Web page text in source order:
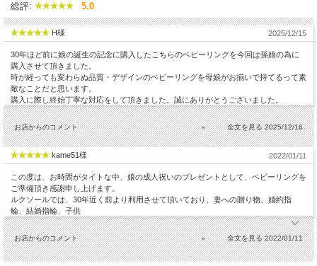
総評: 5.0
H様 2025/12/15
30年ほど前に娘の誕生の記念に購入したこちらのベビーリングを今回は孫娘の為に
購入させて頂きました。
時が経っても変わらぬ品質・デザインのベビーリングを母娘がお揃いで持てるって素
敵なことだと思います。
購入に際し終始丁寧な対応をして頂きました。誠にありがとうございました。
お店からのコメント 2025/12/16
kame51様 2022/01/11
この度は、お時間がタイトな中、娘の成人祝いのプレゼントとして、ベビーリングを
ご準備頂き感謝申し上げます。
ルクソールでは、30年近く前より利用させて頂いており、妻への贈り物、婚約指
輪、結婚指輪、子供
お店からのコメント 2022/01/11